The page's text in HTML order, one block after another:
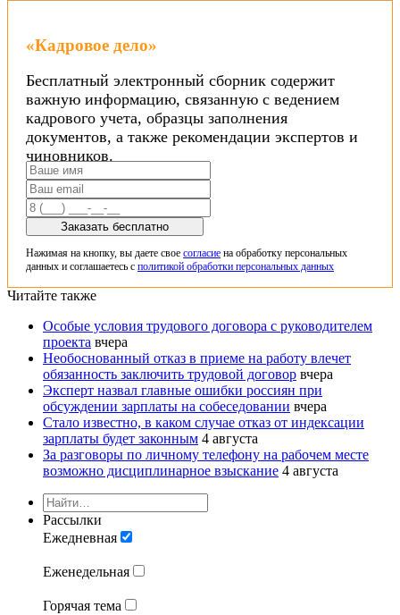
«Кадровое дело»
Бесплатный электронный сборник содержит
важную информацию, связанную с ведением
кадрового учета, образцы заполнения
документов, а также рекомендации экспертов и
чиновников.
Заказать бесплатно
Нажимая на кнопку, вы даете свое согласие на обработку персональных
данных и соглашаетесь с политикой обработки персональных данных
Читайте также
Особые условия трудового договора с руководителем
проекта вчера
Необоснованный отказ в приеме на работу влечет
обязанность заключить трудовой договор вчера
Эксперт назвал главные ошибки россиян при
обсуждении зарплаты на собеседовании вчера
Стало известно, в каком случае отказ от индексации
зарплаты будет законным 4 августа
За разговоры по личному телефону на рабочем месте
возможно дисциплинарное взыскание 4 августа
Рассылки
Ежедневная
Еженедельная
Горячая тема